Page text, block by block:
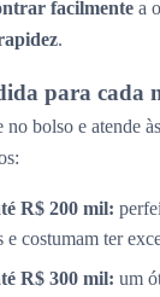
facilmente a
.
para cada
no bolso e atende
R$ 200 mil:
costumam ter
R$ 300 mil: um